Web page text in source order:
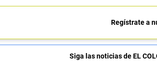
Regístrate a
Siga las noticias de EL